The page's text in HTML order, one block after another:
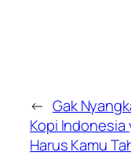
← Gak
Kopi Indonesia
Harus Kamu